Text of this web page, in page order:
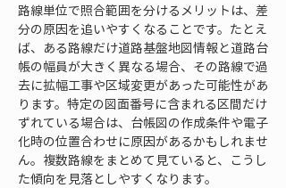
路線単位で照合範囲を分けるメリットは、差
分の原因を追いやすくなることです。たとえ
ば、ある路線だけ道路基盤地図情報と道路台
帳の幅員が大きく異なる場合、その路線で過
去に拡幅工事や区域変更があった可能性があ
ります。特定の図面番号に含まれる区間だけ
ずれている場合は、台帳図の作成条件や電子
化時の位置合わせに原因があるかもしれませ
ん。複数路線をまとめて見ていると、こうし
た傾向を見落としやすくなります。